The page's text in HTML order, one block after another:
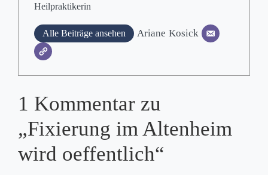
Heilpraktikerin
Alle Beiträge ansehen Ariane Kosick
1 Kommentar zu
„Fixierung im Altenheim
wird oeffentlich“